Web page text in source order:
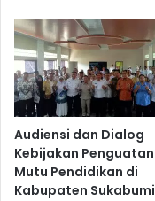
Audiensi dan Dialog
Kebijakan Penguatan
Mutu Pendidikan di
Kabupaten Sukabumi